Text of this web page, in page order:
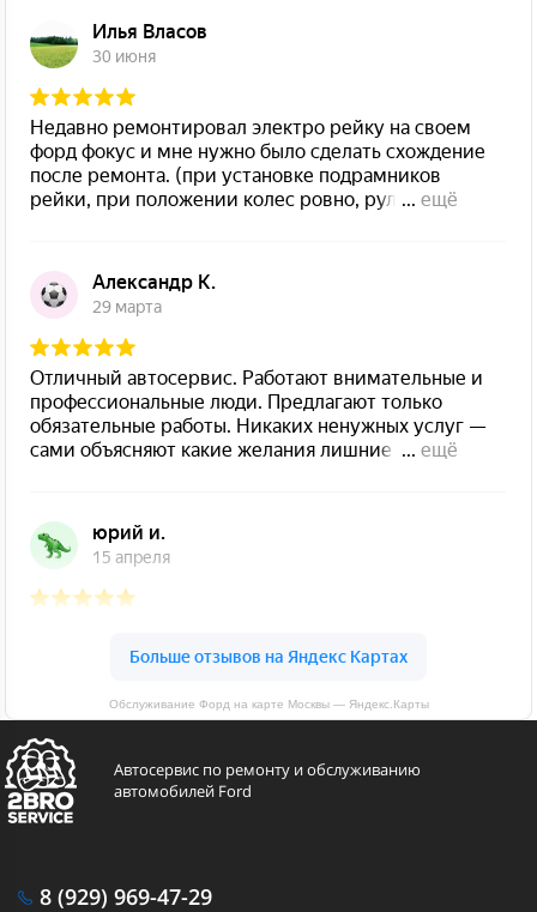
Обслуживание Форд на карте Москвы — Яндекс.Карты
Автосервис по ремонту и обслуживанию
автомобилей Ford
8 (929) 969-47-29